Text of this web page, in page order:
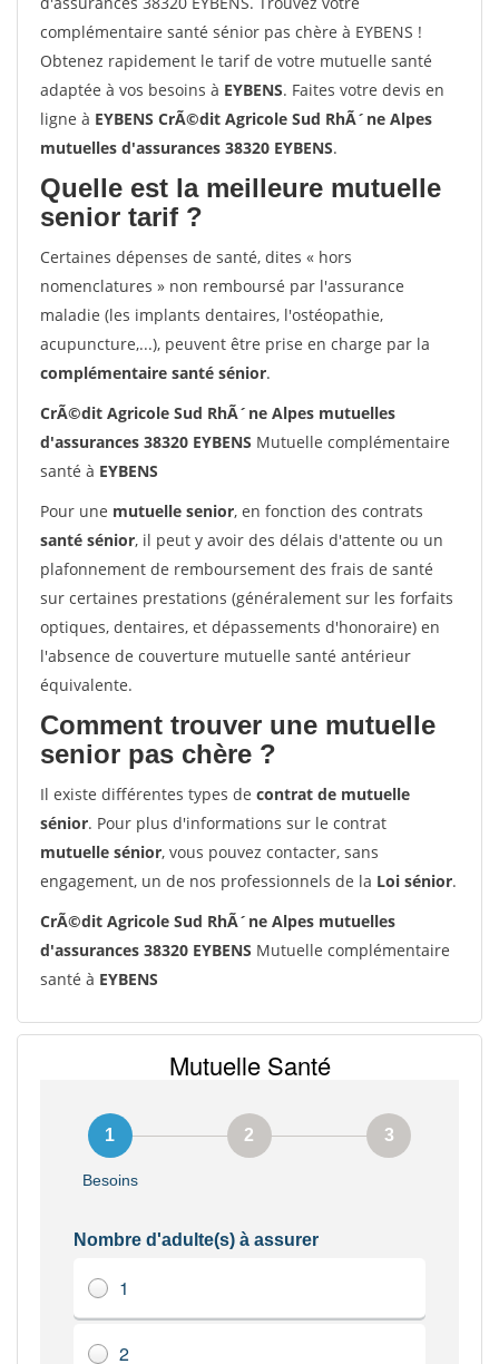
complémentaire santé sénior pas chère à EYBENS !
Obtenez rapidement le tarif de votre mutuelle santé
adaptée à vos besoins à EYBENS. Faites votre devis en
ligne à EYBENS CrÃ©dit Agricole Sud RhÃ´ne Alpes
mutuelles d'assurances 38320 EYBENS.
Quelle est la meilleure mutuelle
senior tarif ?
Certaines dépenses de santé, dites « hors
nomenclatures » non remboursé par l'assurance
maladie (les implants dentaires, l'ostéopathie,
acupuncture,...), peuvent être prise en charge par la
complémentaire santé sénior.
CrÃ©dit Agricole Sud RhÃ´ne Alpes mutuelles
d'assurances 38320 EYBENS Mutuelle complémentaire
santé à EYBENS
Pour une mutuelle senior, en fonction des contrats
santé sénior, il peut y avoir des délais d'attente ou un
plafonnement de remboursement des frais de santé
sur certaines prestations (généralement sur les forfaits
optiques, dentaires, et dépassements d'honoraire) en
l'absence de couverture mutuelle santé antérieur
équivalente.
Comment trouver une mutuelle
senior pas chère ?
Il existe différentes types de contrat de mutuelle
sénior. Pour plus d'informations sur le contrat
mutuelle sénior, vous pouvez contacter, sans
engagement, un de nos professionnels de la Loi sénior.
CrÃ©dit Agricole Sud RhÃ´ne Alpes mutuelles
d'assurances 38320 EYBENS Mutuelle complémentaire
santé à EYBENS